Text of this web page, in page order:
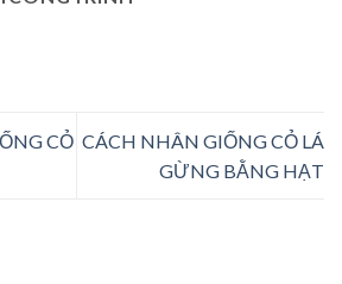
CỎ CÁCH NHÂN GIỐNG CỎ LÁ
GỪNG BẰNG HẠT